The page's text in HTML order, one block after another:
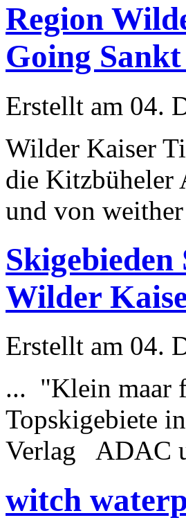
Region
Going
Erstellt am 04.
Wilder Kaiser
die Kitzbüheler
und von
Wilder
Erstellt am 04.
... "Klein maar
Topskigebiete
Verlag ADAC
witch